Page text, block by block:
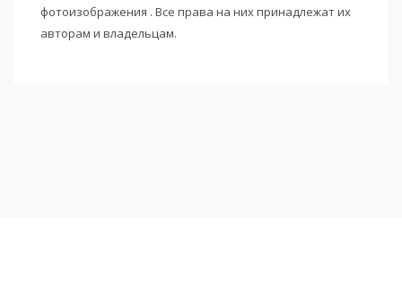
фотоизображения . Все права на них принадлежат их
авторам и владельцам.